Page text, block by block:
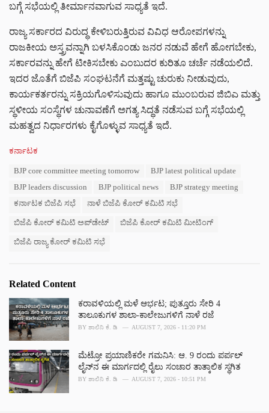
ಬಗ್ಗೆ ಸಭೆಯಲ್ಲಿ ತೀರ್ಮಾನವಾಗುವ ಸಾಧ್ಯತೆ ಇದೆ.
ರಾಜ್ಯ ಸರ್ಕಾರದ ವಿರುದ್ಧ ಕೇಳಿಬರುತ್ತಿರುವ ವಿವಿಧ ಆರೋಪಗಳನ್ನು
ರಾಜಕೀಯ ಅಸ್ತ್ರವನ್ನಾಗಿ ಬಳಸಿಕೊಂಡು ಜನರ ನಡುವೆ ಹೇಗೆ ಹೋಗಬೇಕು,
ಸರ್ಕಾರವನ್ನು ಹೇಗೆ ಟೀಕಿಸಬೇಕು ಎಂಬುದರ ಕುರಿತೂ ಚರ್ಚೆ ನಡೆಯಲಿದೆ.
ಇದರ ಜೊತೆಗೆ ಬಿಜೆಪಿ ಸಂಘಟನೆಗೆ ಮತ್ತಷ್ಟು ಚುರುಕು ನೀಡುವುದು,
ಕಾರ್ಯಕರ್ತರನ್ನು ಸಕ್ರಿಯಗೊಳಿಸುವುದು ಹಾಗೂ ಮುಂಬರುವ ಜಿಬಿಎ ಮತ್ತು
ಸ್ಥಳೀಯ ಸಂಸ್ಥೆಗಳ ಚುನಾವಣೆಗೆ ಅಗತ್ಯ ಸಿದ್ಧತೆ ನಡೆಸುವ ಬಗ್ಗೆ ಸಭೆಯಲ್ಲಿ
ಮಹತ್ವದ ನಿರ್ಧಾರಗಳು ಕೈಗೊಳ್ಳುವ ಸಾಧ್ಯತೆ ಇದೆ.
C
ಕರ್ನಾಟಕ
BJP core committee meeting tomorrow
BJP latest political update
BJP leaders discussion
BJP political news
BJP strategy meeting
ಕರ್ನಾಟಕ ಬಿಜೆಪಿ ಸಭೆ
ನಾಳೆ ಬಿಜೆಪಿ ಕೋರ್ ಕಮಿಟಿ ಸಭೆ
ಬಿಜೆಪಿ ಕೋರ್ ಕಮಿಟಿ ಅಪ್‌ಡೇಟ್ ಬಿಜೆಪಿ ಕೋರ್ ಕಮಿಟಿ ಮೀಟಿಂಗ್
ಬಿಜೆಪಿ ರಾಜ್ಯ ಕೋರ್ ಕಮಿಟಿ ಸಭೆ
Related Content
ಕರಾವಳಿಯಲ್ಲಿ ಮಳೆ ಆರ್ಭಟ; ಪುತ್ತೂರು ಸೇರಿ 4
ತಾಲೂಕುಗಳ ಶಾಲಾ-ಕಾಲೇಜುಗಳಿಗೆ ನಾಳೆ ರಜೆ
BY ಶಾಲಿನಿ ಕೆ. ಡಿ AUGUST 7, 2026 - 11:20 PM
ಮೆಟ್ರೋ ಪ್ರಯಾಣಿಕರೇ ಗಮನಿಸಿ: ಆ. 9 ರಂದು ಪರ್ಪಲ್
ಲೈನ್‌ನ ಈ ಮಾರ್ಗದಲ್ಲಿ ರೈಲು ಸಂಚಾರ ತಾತ್ಕಾಲಿಕ ಸ್ಥಗಿತ
BY ಶಾಲಿನಿ ಕೆ. ಡಿ AUGUST 7, 2026 - 10:51 PM